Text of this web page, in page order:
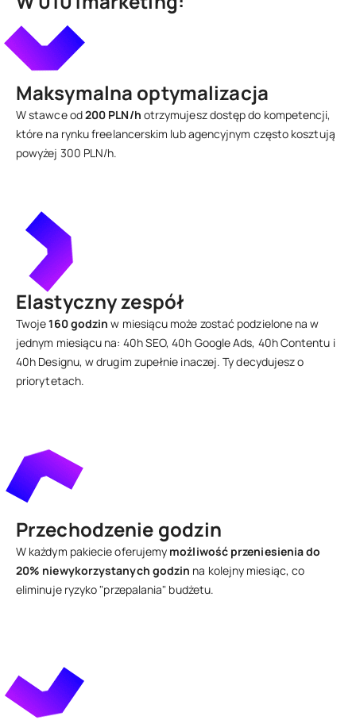
Maksymalna optymalizacja
W stawce od200 PLN/h otrzymujesz dostęp do kompetencji,
które na rynku freelancerskim lub agencyjnym często kosztują
powyżej 300 PLN/h.
Elastyczny zespół
Twoje160 godzin w miesiącu może zostać podzielone na w
jednym miesiącu na: 40h SEO, 40h Google Ads, 40h Contentu i
40h Designu, w drugim zupełnie inaczej. Ty decydujesz o
priorytetach.
Przechodzenie godzin
W każdym pakiecie oferujemy możliwość przeniesienia do
20% niewykorzystanych godzin na kolejny miesiąc, co
eliminuje ryzyko "przepalania" budżetu.